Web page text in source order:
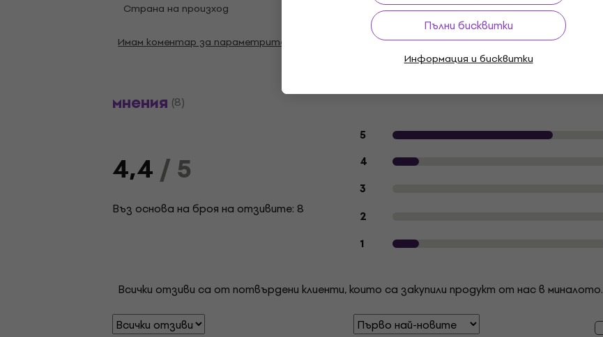
Пълни бисквитки
Информация и бисквитки
Страна на произход
Имам коментар за параметрите
мнения (8)
4,4/ 5
Въз основа на броя на отзивите: 8
Отзиви на клиенти за продукта
5
4
3
2
1
Всички отзиви са от потвърдени клиенти, които са закупили продукт от нас в миналото.